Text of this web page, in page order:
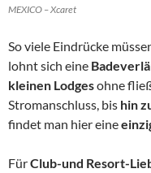
MEXICO – Xcaret
So viele Eindrücke
lohnt sich eine
kleinen Lodgesohne
Stromanschluss, bis hin
findet man hier eine
FürClub-und Resort-